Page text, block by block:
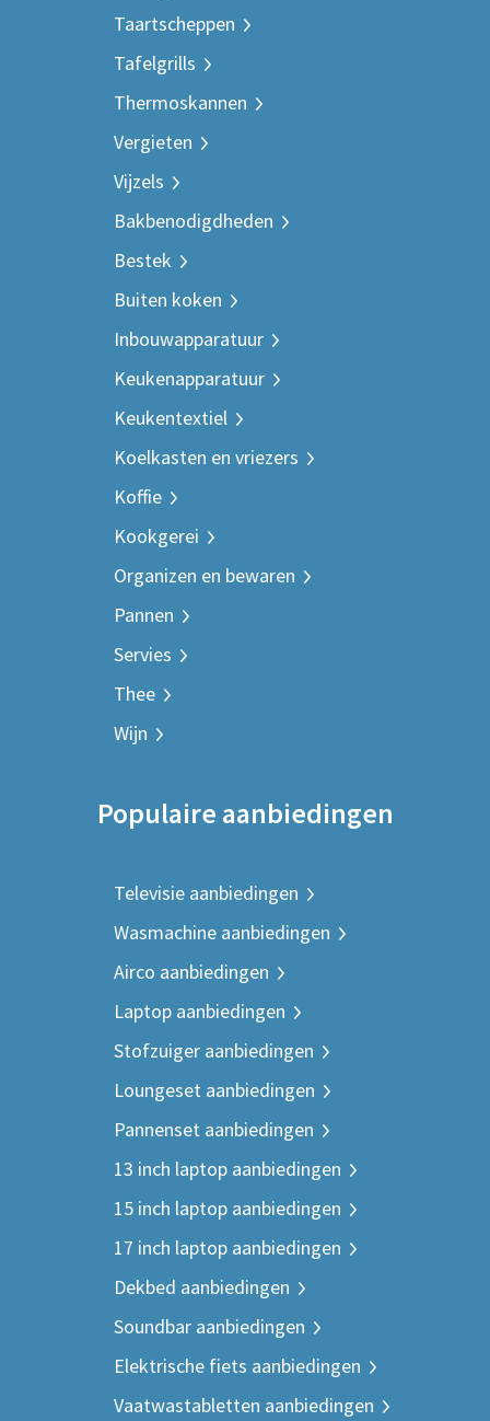
Taartscheppen
Tafelgrills
Thermoskannen
Vergieten
Vijzels
Bakbenodigdheden
Bestek
Buiten koken
Inbouwapparatuur
Keukenapparatuur
Keukentextiel
Koelkasten en vriezers
Koffie
Kookgerei
Organizen en bewaren
Pannen
Servies
Thee
Wijn
Populaire aanbiedingen
Televisie aanbiedingen
Wasmachine aanbiedingen
Airco aanbiedingen
Laptop aanbiedingen
Stofzuiger aanbiedingen
Loungeset aanbiedingen
Pannenset aanbiedingen
13 inch laptop aanbiedingen
15 inch laptop aanbiedingen
17 inch laptop aanbiedingen
Dekbed aanbiedingen
Soundbar aanbiedingen
Elektrische fiets aanbiedingen
Vaatwastabletten aanbiedingen